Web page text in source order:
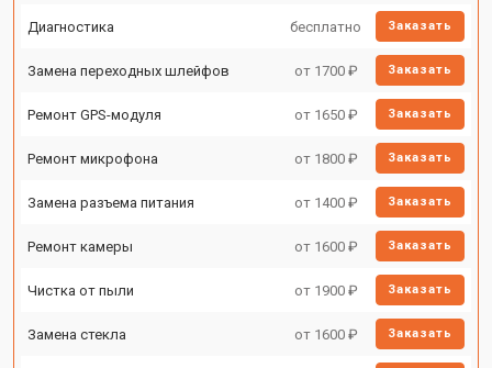
Диагностика бесплатно Заказать
Замена переходных шлейфов от 1700 ₽ Заказать
Ремонт GPS-модуля от 1650 ₽ Заказать
Ремонт микрофона от 1800 ₽ Заказать
Замена разъема питания от 1400 ₽ Заказать
Ремонт камеры от 1600 ₽ Заказать
Чистка от пыли от 1900 ₽ Заказать
Замена стекла от 1600 ₽ Заказать